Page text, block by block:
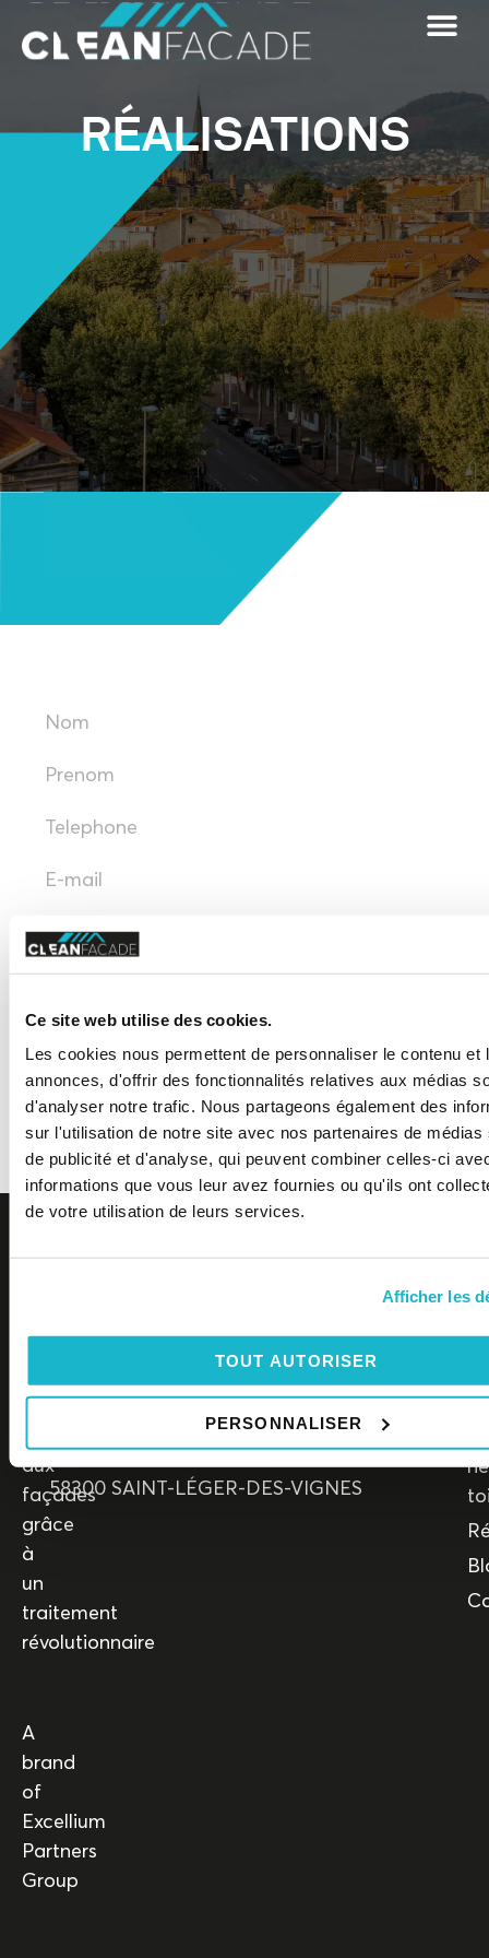
Ce site web utilise des cookies.
Les cookies nous permettent de personnaliser le contenu et
annonces, d'offrir des fonctionnalités relatives aux médias
d'analyser notre trafic. Nous partageons également des
sur l'utilisation de notre site avec nos partenaires de médias
de publicité et d'analyse, qui peuvent combiner celles-ci
informations que vous leur avez fournies ou qu'ils ont
de votre utilisation de leurs services.
Afficher les
TOUT AUTORISER
PERSONNALISER
RÉALISATIONS
ENVOYER
de
aux
façades
grâce
à
un
traitement
révolutionnaire
A
brand
of
Excellium
Partners
Group
06 15 25 70 08
CLEAN FACADE - TOITURE
2 rue de la Colonne
58300 SAINT-LÉGER-DES-VIGNES